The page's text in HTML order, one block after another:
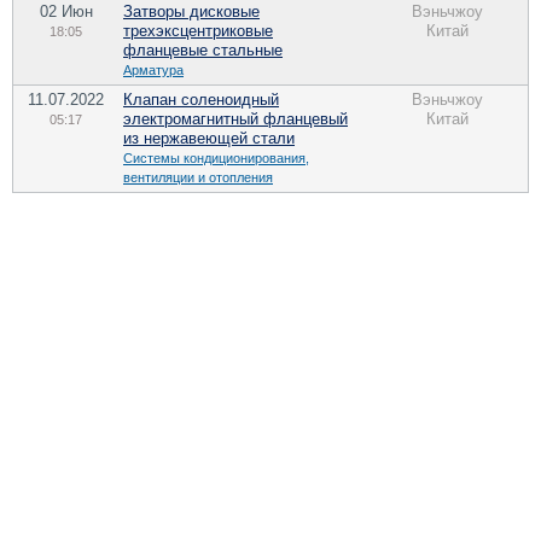
02 Июн
18:05
Затворы дисковые
трехэксцентриковые
фланцевые стальные
Арматура
Вэньчжоу
Китай
11.07.2022
05:17
Клапан соленоидный
электромагнитный фланцевый
из нержавеющей стали
Системы кондиционирования,
вентиляции и отопления
Вэньчжоу
Китай